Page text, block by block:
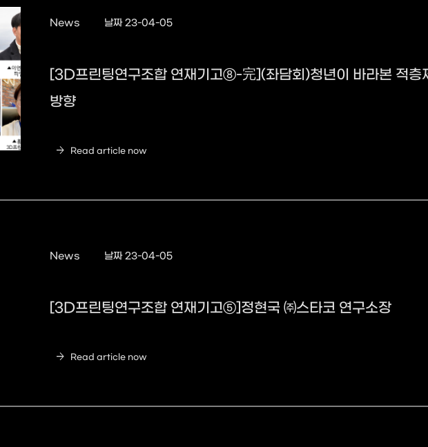
News 날짜 23-04-05
[3D프린팅연구조합 연재기고⑧-完](좌담회)청년이 바라본 적층
방향
arrow_forward Read article now
News 날짜 23-04-05
[3D프린팅연구조합 연재기고⑤]정현국 ㈜스타코 연구소장
arrow_forward Read article now